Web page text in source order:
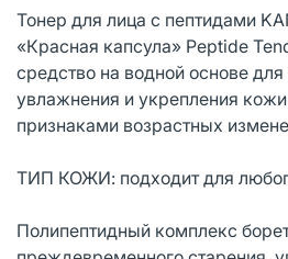
Тонер для лица с пептидами
«Красная капсула» Peptide
средство на водной основе для
увлажнения и укрепления
признаками возрастных
ТИП КОЖИ: подходит для
Полипептидный комплекс